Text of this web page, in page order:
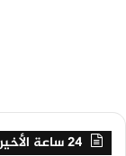
24 ساعة الأخيرة